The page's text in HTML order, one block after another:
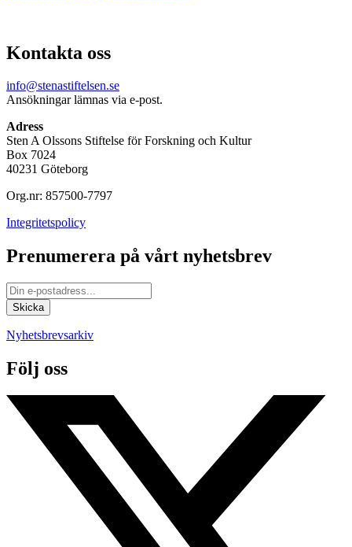
Kontakta oss
info@stenastiftelsen.se
Ansökningar lämnas via e-post.
Adress
Sten A Olssons Stiftelse för Forskning och Kultur
Box 7024
40231 Göteborg
Org.nr: 857500-7797
Integritetspolicy
Prenumerera på vårt nyhetsbrev
Nyhetsbrevsarkiv
Följ oss